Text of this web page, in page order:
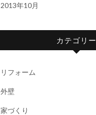
2013年10月
カテゴリー
リフォーム
外壁
家づくり